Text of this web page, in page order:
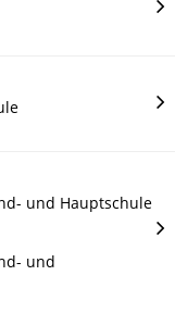
und Hauptschule
und